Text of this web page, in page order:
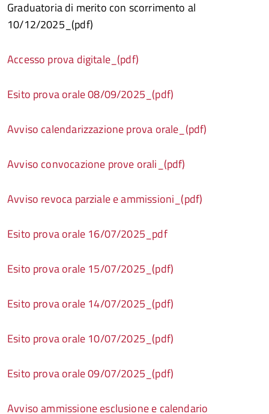
Graduatoria di merito con scorrimento al
10/12/2025_(pdf)
Accesso prova digitale_(pdf)
Esito prova orale 08/09/2025_(pdf)
Avviso calendarizzazione prova orale_(pdf)
Avviso convocazione prove orali_(pdf)
Avviso revoca parziale e ammissioni_(pdf)
Esito prova orale 16/07/2025_pdf
Esito prova orale 15/07/2025_(pdf)
Esito prova orale 14/07/2025_(pdf)
Esito prova orale 10/07/2025_(pdf)
Esito prova orale 09/07/2025_(pdf)
Avviso ammissione esclusione e calendario